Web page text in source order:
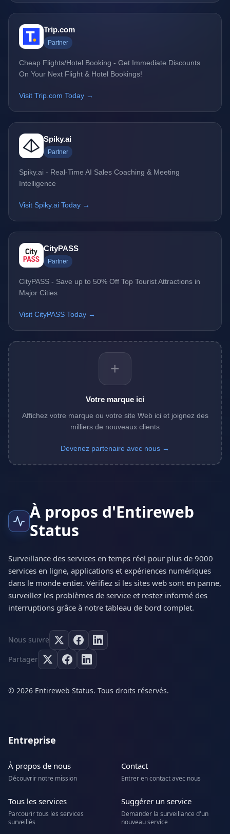
Trip.com
Partner
Cheap Flights/Hotel Booking - Get Immediate Discounts
On Your Next Flight & Hotel Bookings!
Visit Trip.com Today →
Spiky.ai
Partner
Spiky.ai - Real-Time AI Sales Coaching & Meeting
Intelligence
Visit Spiky.ai Today →
CityPASS
Partner
CityPASS - Save up to 50% Off Top Tourist Attractions in
Major Cities
Visit CityPASS Today →
+
Votre marque ici
Affichez votre marque ou votre site Web ici et joignez des
milliers de nouveaux clients
Devenez partenaire avec nous →
À propos d'Entireweb
Status
Surveillance des services en temps réel pour plus de 9000
services en ligne, applications et expériences numériques
dans le monde entier. Vérifiez si les sites web sont en panne,
surveillez les problèmes de service et restez informé des
interruptions grâce à notre tableau de bord complet.
Nous suivre
Partager
© 2026 Entireweb Status. Tous droits réservés.
Entreprise
À propos de nous
Découvrir notre mission
Contact
Entrer en contact avec nous
Tous les services
Parcourir tous les services
surveillés
Suggérer un service
Demander la surveillance d'un
nouveau service